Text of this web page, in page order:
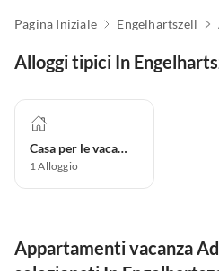
Pagina Iniziale Engelhartszell
Alloggi tipici In
Casa per le vacanze
1Alloggio
Appartamenti vacanza